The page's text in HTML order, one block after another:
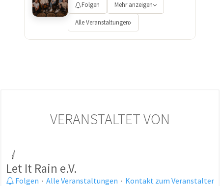
Folgen Mehr anzeigen
Alle Veranstaltungen
VERANSTALTET VON
Let It Rain e.V.
Folgen · Alle Veranstaltungen · Kontakt zum Veranstalter